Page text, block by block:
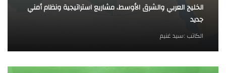
الخليج العربي والشرق الأوسط، مشاريع استراتيجية ونظام أمني
جديد
الكاتب :سيد غنيم